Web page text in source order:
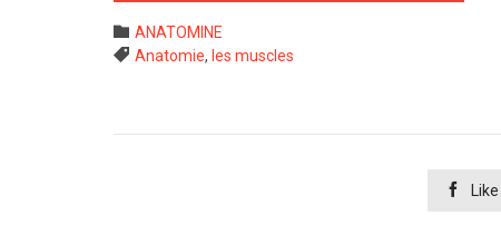
 Category
ANATOMINE
 Tags
Anatomie, les muscles
 Like